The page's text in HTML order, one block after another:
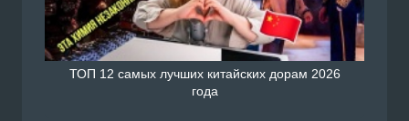
ТОП 12 самых лучших китайских дорам 2026
года